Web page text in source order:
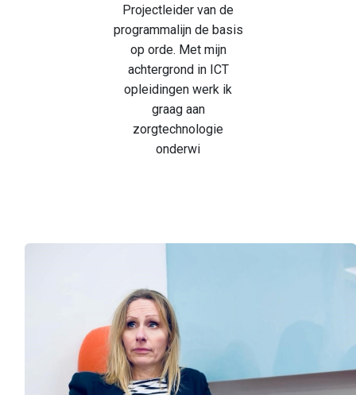
Projectleider van de
programmalijn de basis
op orde. Met mijn
achtergrond in ICT
opleidingen werk ik
graag aan
zorgtechnologie
onderwi